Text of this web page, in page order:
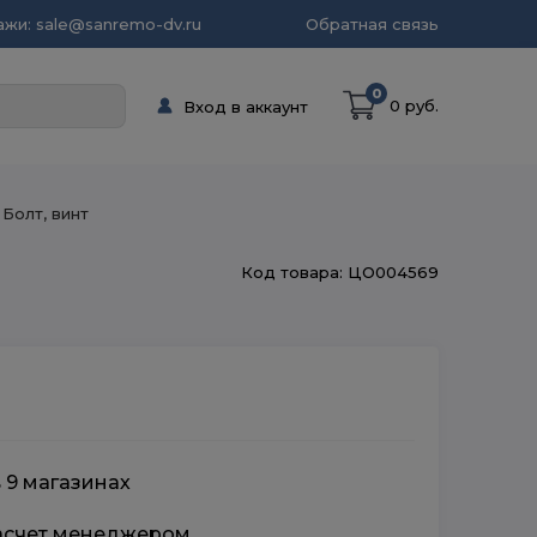
sale@sanremo-dv.ru Обратная связь
Вход в аккаунт
0
0 руб.
винт
Код товара: ЦО004569
магазинах